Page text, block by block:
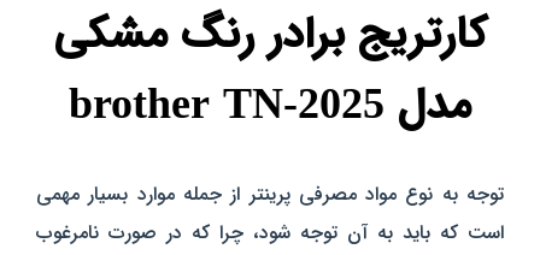
کارتریج برادر رنگ مشکی
مدل brother TN-2025
توجه به نوع مواد مصرفی پرینتر از جمله موارد بسیار مهمی
است که باید به آن توجه شود، چرا که در صورت نامرغوب